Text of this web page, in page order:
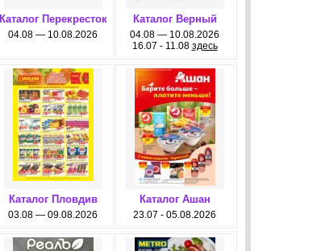
Каталог Перекресток
04.08 — 10.08.2026
Каталог Верный
04.08 — 10.08.2026
16.07 - 11.08 здесь
Каталог Пловдив
03.08 — 09.08.2026
Каталог Ашан
23.07 - 05.08.2026